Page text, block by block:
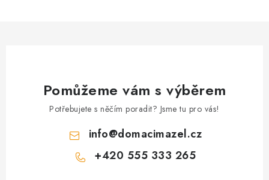
Pomůžeme vám s výběrem
Potřebujete s něčím poradit? Jsme tu pro vás!
info@domacimazel.cz
+420 555 333 265